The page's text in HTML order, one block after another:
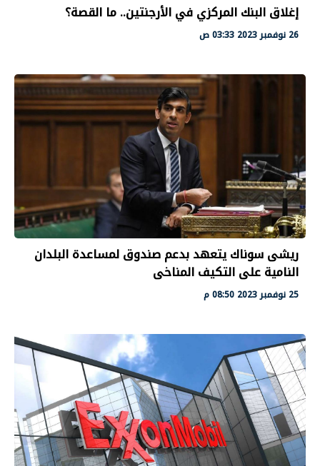
إغلاق البنك المركزي في الأرجنتين.. ما القصة؟
26 نوفمبر 2023 03:33 ص
ريشى سوناك يتعهد بدعم صندوق لمساعدة البلدان
النامية على التكيف المناخى
25 نوفمبر 2023 08:50 م